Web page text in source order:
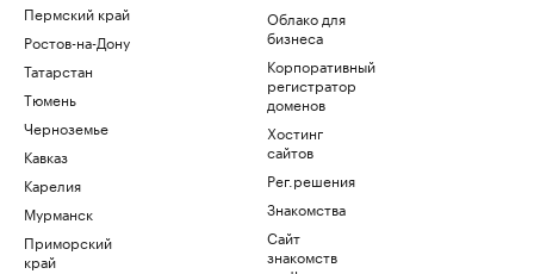
Пермский край
Ростов-на-Дону
Татарстан
Тюмень
Черноземье
Кавказ
Карелия
Мурманск
Приморский
край
Облако для
бизнеса
Корпоративный
регистратор
доменов
Хостинг
сайтов
Рег.решения
Знакомства
Сайт
знакомств